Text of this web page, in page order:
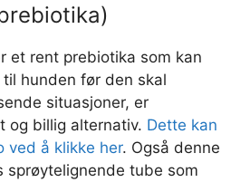
et rent prebiotika som kan
hunden før den skal
situasjoner, er
og billig alternativ. Dette kan
ved å klikke her. Også denne
sprøytelignende tube som